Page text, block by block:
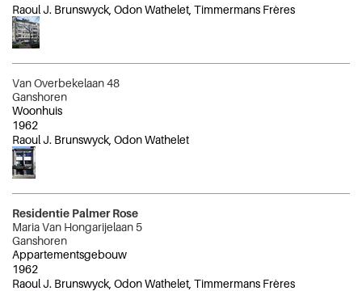
Raoul J. Brunswyck, Odon Wathelet, Timmermans Frères
Van Overbekelaan 48
Ganshoren
Woonhuis
1962
Raoul J. Brunswyck, Odon Wathelet
Residentie Palmer Rose
Maria Van Hongarijelaan 5
Ganshoren
Appartementsgebouw
1962
Raoul J. Brunswyck, Odon Wathelet, Timmermans Frères